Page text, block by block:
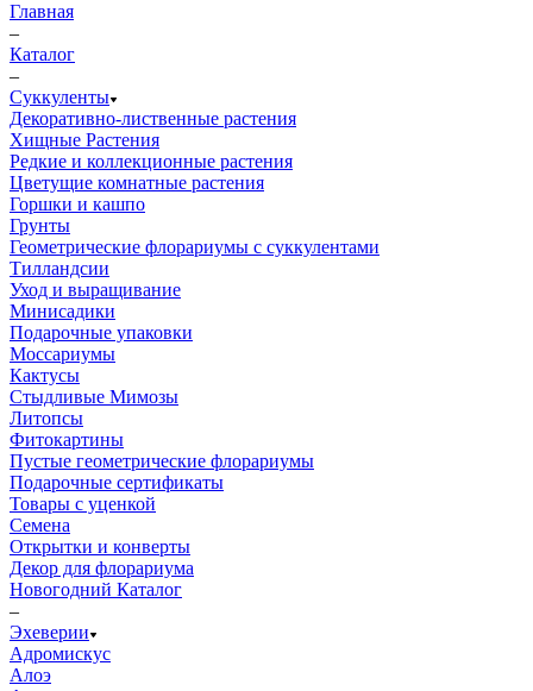
Главная
–
Каталог
–
Суккуленты
Декоративно-лиственные растения
Хищные Растения
Редкие и коллекционные растения
Цветущие комнатные растения
Горшки и кашпо
Грунты
Геометрические флорариумы с суккулентами
Тилландсии
Уход и выращивание
Минисадики
Подарочные упаковки
Моссариумы
Кактусы
Стыдливые Мимозы
Литопсы
Фитокартины
Пустые геометрические флорариумы
Подарочные сертификаты
Товары с уценкой
Семена
Открытки и конверты
Декор для флорариума
Новогодний Каталог
–
Эхеверии
Адромискус
Алоэ